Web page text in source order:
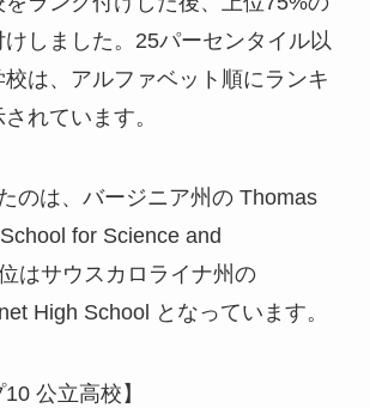
しました。25パーセンタイル以
は、アルファベット順にランキ
れています。
のは、バージニア州の Thomas
for Science and
はサウスカロライナ州の
High School となっています。
公立高校】